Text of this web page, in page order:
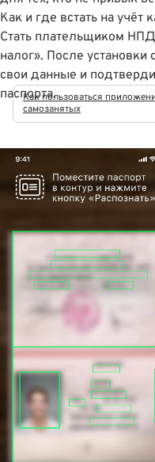
Как и где встать на
Стать плательщиком
налог». После установки
свои данные и
паспорта.
Как пользоваться
самозанятых